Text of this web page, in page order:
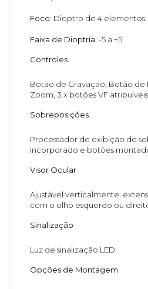
Foco: Dioptro de 4 elementos
Faixa de Dioptria: -5 a +5
Controles
Botão de Gravação, Botão de
Zoom, 3 x botões VF atribuíveis
Sobreposições
Processador de exibição de
incorporado e botões
Visor Ocular
Ajustável verticalmente,
com o olho esquerdo ou
Sinalização
Luz de sinalização LED
Opções de Montagem